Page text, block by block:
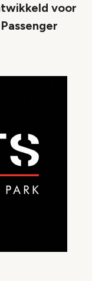
voor